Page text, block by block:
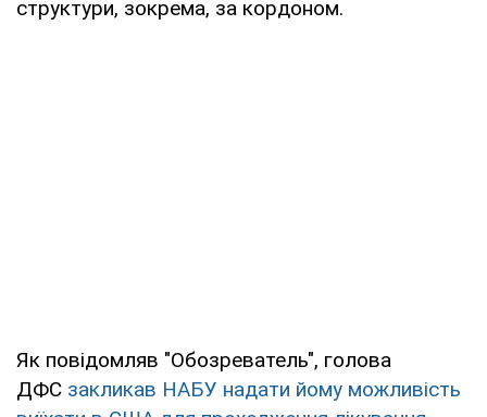
структури, зокрема, за кордоном.
Як повідомляв "Обозреватель", голова
ДФС закликав НАБУ надати йому можливість